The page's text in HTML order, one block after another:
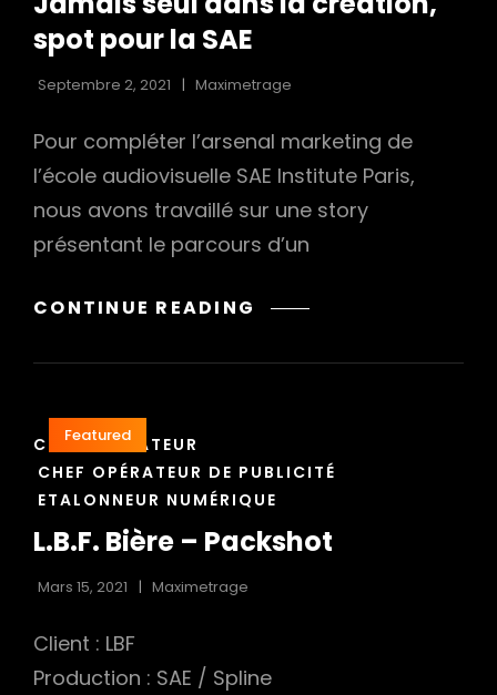
spot pour la SAE
Septembre 2, 2021 Maximetrage
Pour compléter l’arsenal marketing de
l’école audiovisuelle SAE Institute Paris,
nous avons travaillé sur une story
présentant le parcours d’un
CONTINUE READING JAMAIS
DANS
POUR
LA
SAE
Featured
CAT
LINKS
CHEF OPÉRATEUR
CHEF OPÉRATEUR DE PUBLICITÉ
ETALONNEUR NUMÉRIQUE
L.B.F. Bière – Packshot
Mars 15, 2021 Maximetrage
Client : LBF
Production : SAE / Spline